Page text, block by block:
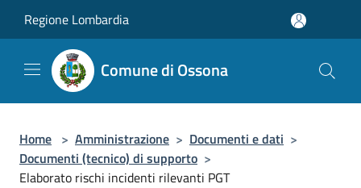
Regione Lombardia
Comune di Ossona
Home > Amministrazione > Documenti e dati >
Documenti (tecnico) di supporto >
Elaborato rischi incidenti rilevanti PGT